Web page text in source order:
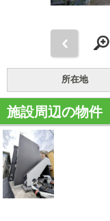
所在地
施設周辺の物件